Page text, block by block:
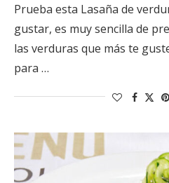
Prueba esta Lasaña de
gustar, es muy sencilla de
las verduras que más te
para …